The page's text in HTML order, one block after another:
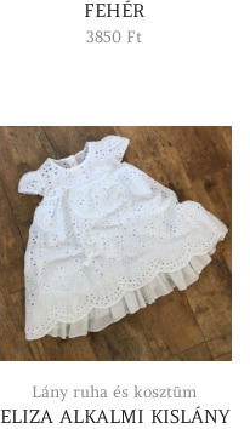
FEHÉR
3850 Ft
Lány ruha és kosztüm
ELIZA ALKALMI KISLÁNY